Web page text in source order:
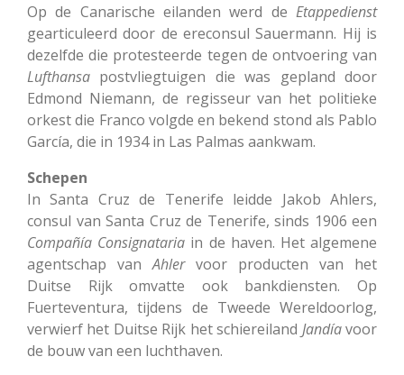
Op de Canarische eilanden werd de Etappedienst
gearticuleerd door de ereconsul Sauermann. Hij is
dezelfde die protesteerde tegen de ontvoering van
Lufthansa postvliegtuigen die was gepland door
Edmond Niemann, de regisseur van het politieke
orkest die Franco volgde en bekend stond als Pablo
García, die in 1934 in Las Palmas aankwam.
Schepen
In Santa Cruz de Tenerife leidde Jakob Ahlers,
consul van Santa Cruz de Tenerife, sinds 1906 een
Compañía Consignataria in de haven. Het algemene
agentschap vanAhlervoor producten van het
Duitse Rijk omvatte ook bankdiensten. Op
Fuerteventura, tijdens de Tweede Wereldoorlog,
verwierf het Duitse Rijk het schiereiland Jandíavoor
de bouw van een luchthaven.